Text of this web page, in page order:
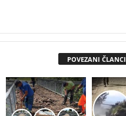
POVEZANI ČLANCI